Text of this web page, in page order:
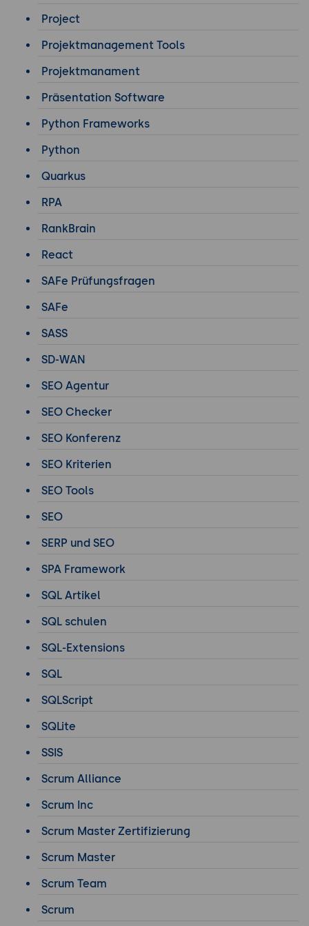
Project
Projektmanagement Tools
Projektmanament
Präsentation Software
Python Frameworks
Python
Quarkus
RPA
RankBrain
React
SAFe Prüfungsfragen
SAFe
SASS
SD-WAN
SEO Agentur
SEO Checker
SEO Konferenz
SEO Kriterien
SEO Tools
SEO
SERP und SEO
SPA Framework
SQL Artikel
SQL schulen
SQL-Extensions
SQL
SQLScript
SQLite
SSIS
Scrum Alliance
Scrum Inc
Scrum Master Zertifizierung
Scrum Master
Scrum Team
Scrum